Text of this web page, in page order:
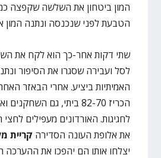
המון ביטחון את השלשה שקפצה
הטבעת לפני שנכנסה ונתנה המון
שתי דקות אחר-כך הוא לקח את
לסל ועבירה שסגרו את הסיפור
האמיתיות ביציע. אחרי הבאזר
הכריז 82-70 ביתי, גם
לחגיגות. האורדונים מעפילים
את אלופת העונה הסדירה קריית
יצלחו אותו הם יהפכו את